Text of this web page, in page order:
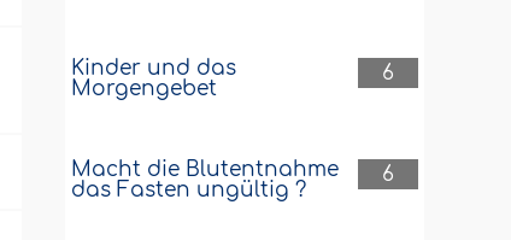
6
Kinder und das
Morgengebet
6
Macht die Blutentnahme
das Fasten ungültig ?